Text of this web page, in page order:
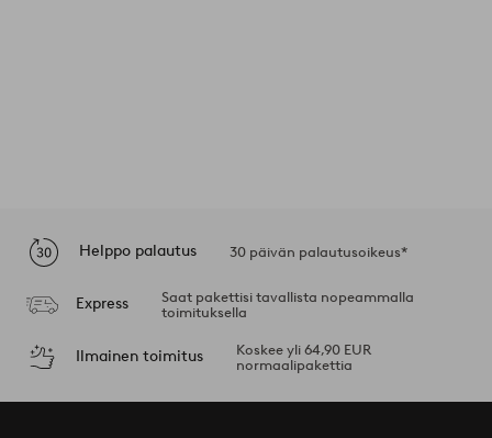
Helppo palautus 30 päivän palautusoikeus*
Express
Saat pakettisi tavallista nopeammalla
toimituksella
Ilmainen toimitus
Koskee yli 64,90 EUR
normaalipakettia